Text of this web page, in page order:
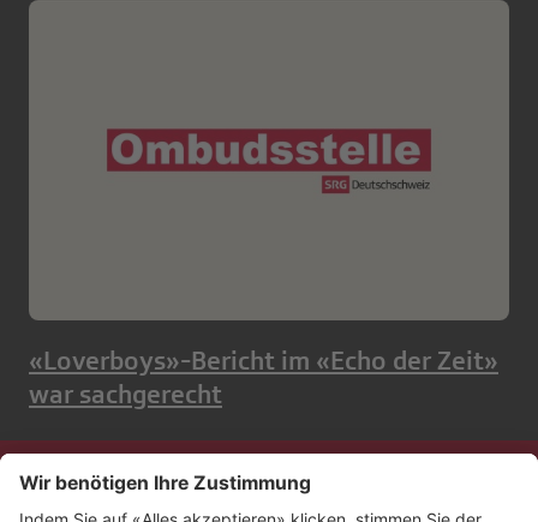
«Loverboys»-Bericht im «Echo der Zeit»
war sachgerecht